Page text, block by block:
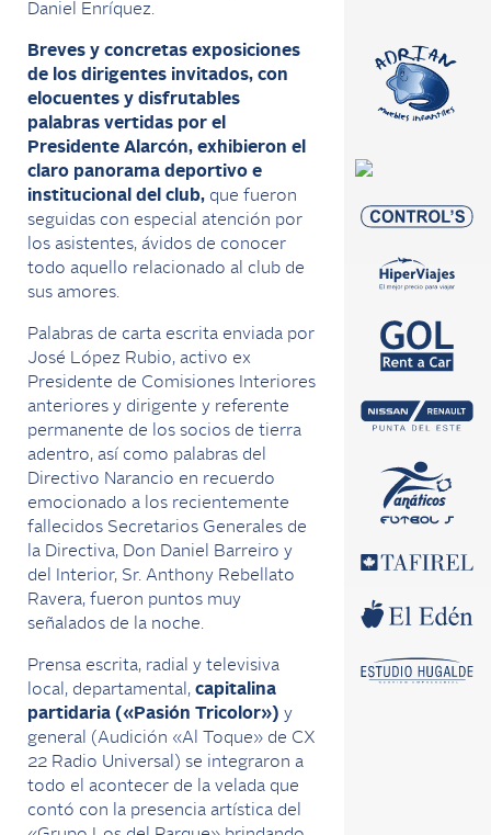
Daniel Enríquez.
Breves y concretas exposiciones
de los dirigentes invitados, con
elocuentes y disfrutables
palabras vertidas por el
Presidente Alarcón, exhibieron el
claro panorama deportivo e
institucional del club, que fueron
seguidas con especial atención por
los asistentes, ávidos de conocer
todo aquello relacionado al club de
sus amores.
Palabras de carta escrita enviada por
José López Rubio, activo ex
Presidente de Comisiones Interiores
anteriores y dirigente y referente
permanente de los socios de tierra
adentro, así como palabras del
Directivo Narancio en recuerdo
emocionado a los recientemente
fallecidos Secretarios Generales de
la Directiva, Don Daniel Barreiro y
del Interior, Sr. Anthony Rebellato
Ravera, fueron puntos muy
señalados de la noche.
Prensa escrita, radial y televisiva
local, departamental, capitalina
partidaria («Pasión Tricolor») y
general (Audición «Al Toque» de CX
22 Radio Universal) se integraron a
todo el acontecer de la velada que
contó con la presencia artística del